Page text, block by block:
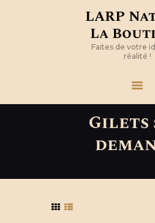
LARP
La
Faites de votre
réalité !
Gilets